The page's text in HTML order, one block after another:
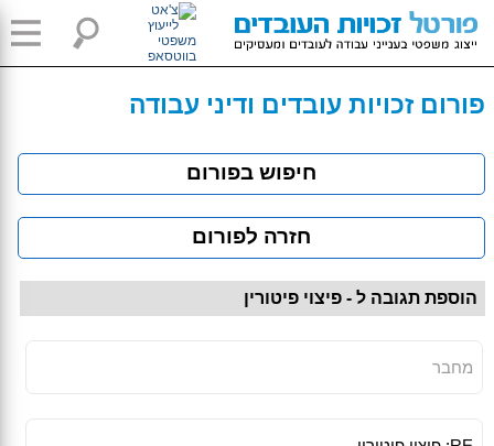
פורום זכויות עובדים ודיני עבודה
חיפוש בפורום
חזרה לפורום
הוספת תגובה ל - פיצוי פיטורין